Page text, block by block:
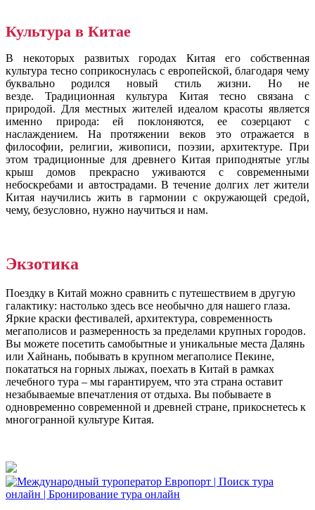
Культура в Китае
В некоторых развитых городах Китая его собственная
культура тесно соприкоснулась с европейской, благодаря чему
буквально родился новый стиль жизни. Но не
везде. Традиционная культура Китая тесно связана с
природой. Для местных жителей идеалом красоты является
именно природа: ей поклоняются, ее созерцают с
наслаждением. На протяжении веков это отражается в
философии, религии, живописи, поэзии, архитектуре. При
этом традиционные для древнего Китая приподнятые углы
крыш домов прекрасно уживаются с современными
небоскребами и автострадами. В течение долгих лет жители
Китая научились жить в гармонии с окружающей средой,
чему, безусловно, нужно научиться и нам.
Экзотика
Поездку в Китай можно сравнить с путешествием в другую
галактику: настолько здесь все необычно для нашего глаза.
Яркие краски фестивалей, архитектура, современность
мегаполисов и размеренность за пределами крупных городов.
Вы можете посетить самобытные и уникальные места Далянь
или Хайнань, побывать в крупном мегаполисе Пекине,
покататься на горных лыжах, поехать в Китай в рамках
лечебного тура – мы гарантируем, что эта страна оставит
незабываемые впечатления от отдыха. Вы побываете в
одновременно современной и древней стране, прикоснетесь к
многогранной культуре Китая.